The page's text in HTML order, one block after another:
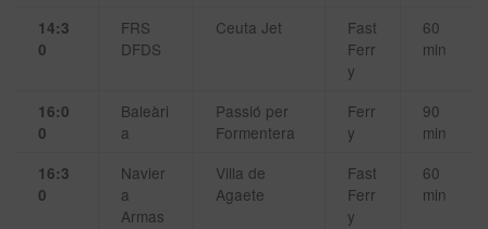
14:3
0
FRS
DFDS
Ceuta Jet
Fast
Ferr
y
60
min
16:0
0
Baleàri
a
Passió per
Formentera
Ferr
y
90
min
16:3
0
Navier
a
Armas
Villa de
Agaete
Fast
Ferr
y
60
min